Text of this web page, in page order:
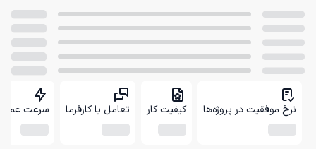
نرخ موفقیت در پروژه‌ها کیفیت کار تعامل با کارفرما سرعت عمل